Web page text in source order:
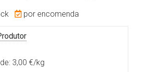
por encomenda
3,00 €/kg